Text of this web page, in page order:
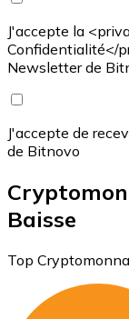
J'accepte la
Confidentialité</
Newsletter de
J'accepte de
de Bitnovo
Baisse
Top